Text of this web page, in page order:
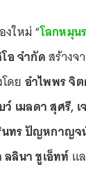
งใหม่ “โลกหมุน
อ จำกัดสร้าง
ดย อำไพพร จิ
เมลดา สุศรี,
ทร ปัญหกาญจ
ลลินา ชูเอ็ทท์แ